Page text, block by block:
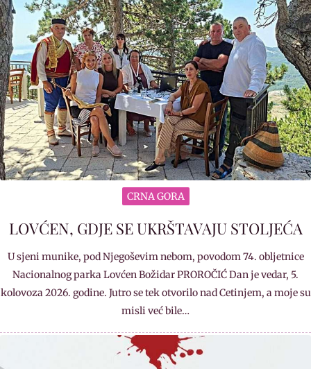
CRNA GORA
LOVĆEN, GDJE SE UKRŠTAVAJU STOLJEĆA
U sjeni munike, pod Njegoševim nebom, povodom 74. obljetnice
Nacionalnog parka Lovćen Božidar PROROČIĆ Dan je vedar, 5.
kolovoza 2026. godine. Jutro se tek otvorilo nad Cetinjem, a moje su
misli već bile…